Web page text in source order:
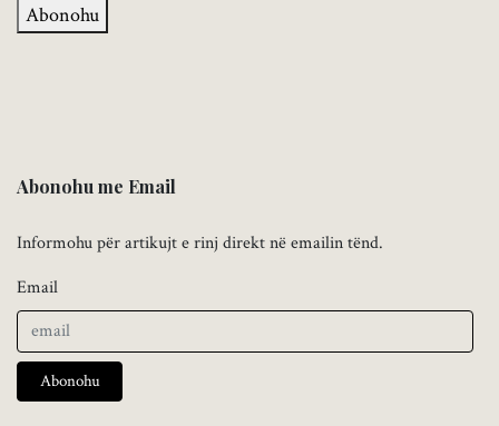
Abonohu
Abonohu me Email
Informohu për artikujt e rinj direkt në emailin tënd.
Email
Abonohu